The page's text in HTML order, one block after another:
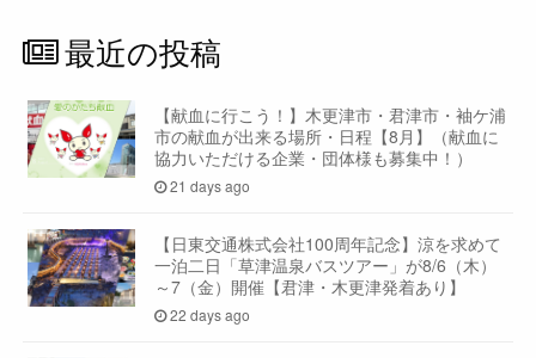
最近の投稿
【献血に行こう！】木更津市・君津市・袖ケ浦
市の献血が出来る場所・日程【8月】（献血に
協力いただける企業・団体様も募集中！）
21 days ago
【日東交通株式会社100周年記念】涼を求めて
一泊二日「草津温泉バスツアー」が8/6（木）
～7（金）開催【君津・木更津発着あり】
22 days ago